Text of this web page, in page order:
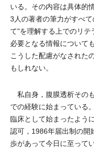
いる。その内容は具体的
3人の著者の筆力がすべ
て"を理解する上でのリテ
必要となる情報について
こうした配慮がなされた
もしれない。
私自身，腹膜透析その
での経験に始まっている
臨床として始まったよう
認可，1986年届出制の開
歩があって今日に至って